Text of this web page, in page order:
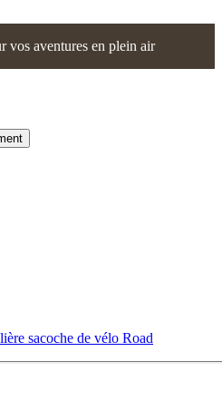
vos aventures en plein air
sacoche de vélo Road